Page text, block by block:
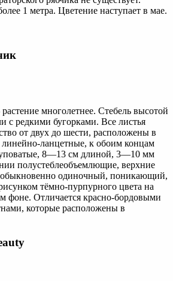
1 метра. Цветение наступает в мае.
многолетнее. Стебель высотой
с редкими бугорками. Все листья
от двух до шести, расположены в
линейно-ланцетные, к обоим концам
8—13 см длиной, 3—10 мм
полустеблеобъемлющие, верхние
обыкновенно одиночный, поникающий,
тёмно-пурпурного цвета на
фоне. Отличается красно-бордовыми
которые расположены в